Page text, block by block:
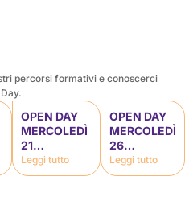
percorsi formativi e conoscerci
OPEN DAY
MERCOLEDÌ
21
OTTOBRE:
16:30 –
Leggi tutto
OPEN DAY
MERCOLEDÌ
26
AGOSTO:
15:30 –
Leggi tutto